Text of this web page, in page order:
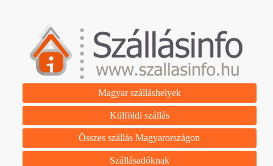
Magyar szálláshelyek
Külföldi szállás
Összes szállás Magyarországon
Szállásadóknak